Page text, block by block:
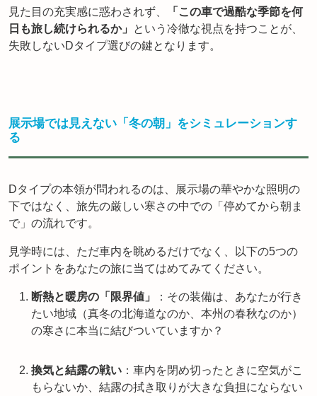
見た目の充実感に惑わされず、
「この車で過酷な季節を何
日も旅し続けられるか」
という冷徹な視点を持つことが、
失敗しないDタイプ選びの鍵となります。
展示場では見えない「冬の朝」をシミュレーションす
る
Dタイプの本領が問われるのは、展示場の華やかな照明の
下ではなく、旅先の厳しい寒さの中での「停めてから朝ま
で」の流れです。
見学時には、ただ車内を眺めるだけでなく、以下の5つの
ポイントをあなたの旅に当てはめてみてください。
断熱と暖房の「限界値」
：その装備は、あなたが行き
たい地域（真冬の北海道なのか、本州の春秋なのか）
の寒さに本当に結びついていますか？
換気と結露の戦い ：車内を閉め切ったときに空気がこ
もらないか、結露の拭き取りが大きな負担にならない